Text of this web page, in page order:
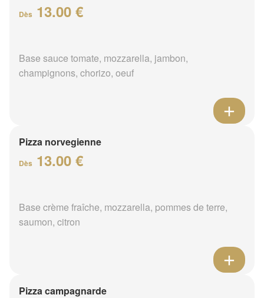
Dès 13.00 €
Base sauce tomate, mozzarella, jambon,
champignons, chorizo, oeuf
Pizza norvegienne
Dès 13.00 €
Base crème fraîche, mozzarella, pommes de terre,
saumon, citron
Pizza campagnarde